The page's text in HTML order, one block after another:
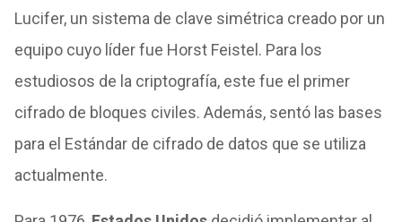
Lucifer, un sistema de clave simétrica creado por un
equipo cuyo líder fue Horst Feistel. Para los
estudiosos de la criptografía, este fue el primer
cifrado de bloques civiles. Además, sentó las bases
para el Estándar de cifrado de datos que se utiliza
actualmente.